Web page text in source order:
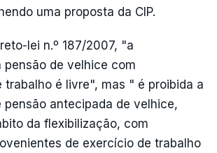
uma proposta da CIP.
lei n.º 187/2007, "a
pensão de velhice com
trabalho é livre", mas " é proibida a
pensão antecipada de velhice,
da flexibilização, com
de exercício de trabalho